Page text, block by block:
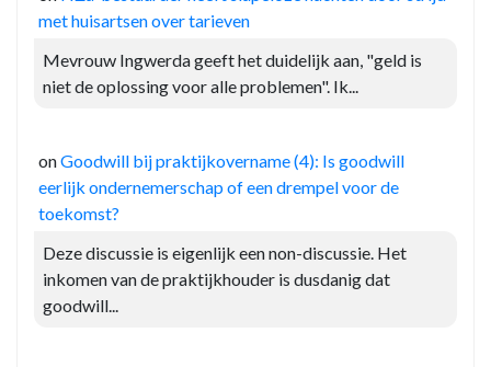
met huisartsen over tarieven
Mevrouw Ingwerda geeft het duidelijk aan, "geld is
niet de oplossing voor alle problemen". Ik...
onGoodwill bij praktijkovername (4): Is goodwill
eerlijk ondernemerschap of een drempel voor de
toekomst?
Deze discussie is eigenlijk een non-discussie. Het
inkomen van de praktijkhouder is dusdanig dat
goodwill...